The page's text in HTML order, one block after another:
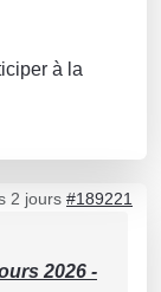
à la
2 jours #189221
2026 -